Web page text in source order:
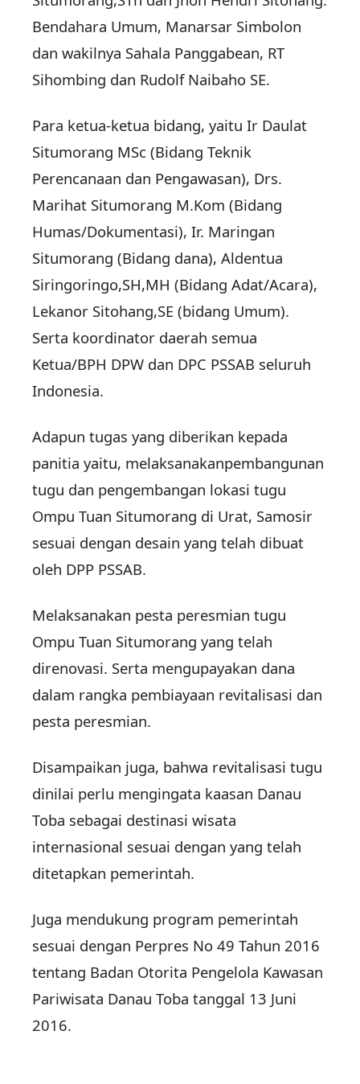
Bendahara Umum, Manarsar Simbolon
dan wakilnya Sahala Panggabean, RT
Sihombing dan Rudolf Naibaho SE.
Para ketua-ketua bidang, yaitu Ir Daulat
Situmorang MSc (Bidang Teknik
Perencanaan dan Pengawasan), Drs.
Marihat Situmorang M.Kom (Bidang
Humas/Dokumentasi), Ir. Maringan
Situmorang (Bidang dana), Aldentua
Siringoringo,SH,MH (Bidang Adat/Acara),
Lekanor Sitohang,SE (bidang Umum).
Serta koordinator daerah semua
Ketua/BPH DPW dan DPC PSSAB seluruh
Indonesia.
Adapun tugas yang diberikan kepada
panitia yaitu, melaksanakanpembangunan
tugu dan pengembangan lokasi tugu
Ompu Tuan Situmorang di Urat, Samosir
sesuai dengan desain yang telah dibuat
oleh DPP PSSAB.
Melaksanakan pesta peresmian tugu
Ompu Tuan Situmorang yang telah
direnovasi. Serta mengupayakan dana
dalam rangka pembiayaan revitalisasi dan
pesta peresmian.
Disampaikan juga, bahwa revitalisasi tugu
dinilai perlu mengingata kaasan Danau
Toba sebagai destinasi wisata
internasional sesuai dengan yang telah
ditetapkan pemerintah.
Juga mendukung program pemerintah
sesuai dengan Perpres No 49 Tahun 2016
tentang Badan Otorita Pengelola Kawasan
Pariwisata Danau Toba tanggal 13 Juni
2016.